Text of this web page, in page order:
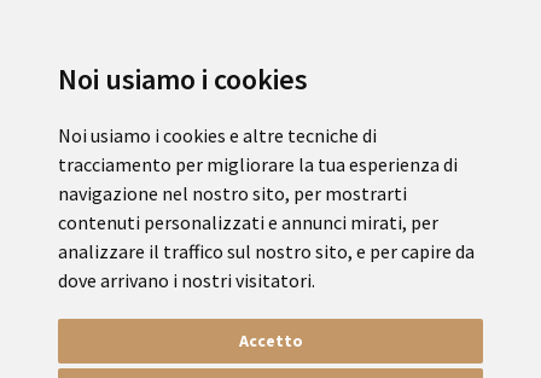
Noi usiamo i cookies
Noi usiamo i cookies e altre tecniche di
tracciamento per migliorare la tua esperienza di
navigazione nel nostro sito, per mostrarti
contenuti personalizzati e annunci mirati, per
analizzare il traffico sul nostro sito, e per capire da
dove arrivano i nostri visitatori.
Accetto